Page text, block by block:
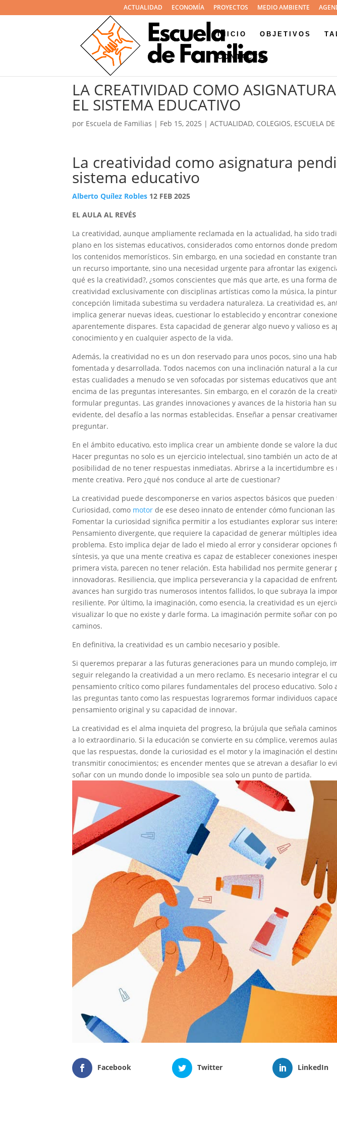
ACTUALIDAD ECONOMÍA PROYECTOS MEDIO AMBIENTE
INICIO OBJETIVOS
CONTACTO
LA CREATIVIDAD COMO
EL SISTEMA EDUCATIVO
por Escuela de Familias | Feb 15, 2025 | ACTUALIDAD, COLEGIOS, ESCUELA
La creatividad como asignatura
sistema educativo
Alberto Quílez Robles12 FEB 2025
EL AULA AL REVÉS
La creatividad, aunque ampliamente reclamada en la actualidad, ha sido
plano en los sistemas educativos, considerados como entornos donde
los contenidos memorísticos. Sin embargo, en una sociedad en constante
un recurso importante, sino una necesidad urgente para afrontar las
qué es la creatividad?, ¿somos conscientes que más que arte, es una forma
creatividad exclusivamente con disciplinas artísticas como la música, la
concepción limitada subestima su verdadera naturaleza. La creatividad es,
implica generar nuevas ideas, cuestionar lo establecido y encontrar
aparentemente dispares. Esta capacidad de generar algo nuevo y valioso es
conocimiento y en cualquier aspecto de la vida.
Además, la creatividad no es un don reservado para unos pocos, sino una
fomentada y desarrollada. Todos nacemos con una inclinación natural a la
estas cualidades a menudo se ven sofocadas por sistemas educativos que
encima de las preguntas interesantes. Sin embargo, en el corazón de la
formular preguntas. Las grandes innovaciones y avances de la historia han
evidente, del desafío a las normas establecidas. Enseñar a pensar
preguntar.
En el ámbito educativo, esto implica crear un ambiente donde se valore la
Hacer preguntas no solo es un ejercicio intelectual, sino también un acto de
posibilidad de no tener respuestas inmediatas. Abrirse a la incertidumbre es
mente creativa. Pero ¿qué nos conduce al arte de cuestionar?
La creatividad puede descomponerse en varios aspectos básicos que
Curiosidad, como motorde ese deseo innato de entender cómo funcionan
Fomentar la curiosidad significa permitir a los estudiantes explorar sus
Pensamiento divergente, que requiere la capacidad de generar múltiples
problema. Esto implica dejar de lado el miedo al error y considerar opciones
síntesis, ya que una mente creativa es capaz de establecer conexiones
primera vista, parecen no tener relación. Esta habilidad nos permite generar
innovadoras. Resiliencia, que implica perseverancia y la capacidad de
avances han surgido tras numerosos intentos fallidos, lo que subraya la
resiliente. Por último, la imaginación, como esencia, la creatividad es un
visualizar lo que no existe y darle forma. La imaginación permite soñar con
caminos.
En definitiva, la creatividad es un cambio necesario y posible.
Si queremos preparar a las futuras generaciones para un mundo complejo,
seguir relegando la creatividad a un mero reclamo. Es necesario integrar el
pensamiento crítico como pilares fundamentales del proceso educativo. Solo
las preguntas tanto como las respuestas lograremos formar individuos
pensamiento original y su capacidad de innovar.
La creatividad es el alma inquieta del progreso, la brújula que señala
a lo extraordinario. Si la educación se convierte en su cómplice, veremos
que las respuestas, donde la curiosidad es el motor y la imaginación el
transmitir conocimientos; es encender mentes que se atrevan a desafiar lo
soñar con un mundo donde lo imposible sea solo un punto de partida.
Facebook Twitter LinkedIn